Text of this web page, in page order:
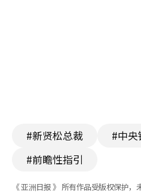
#新贤松总裁
#中央
#前瞻性指引
《 亚洲日报 》 所有作品受版权保护，